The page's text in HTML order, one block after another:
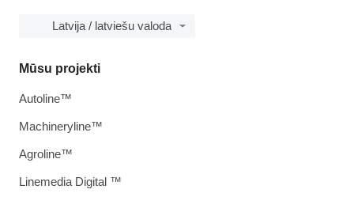
Latvija / latviešu valoda
Mūsu projekti
Autoline™
Machineryline™
Agroline™
Linemedia Digital ™